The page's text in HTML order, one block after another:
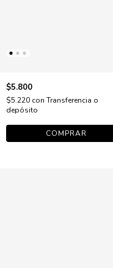
$5.800
$5.220 con Transferencia o
depósito